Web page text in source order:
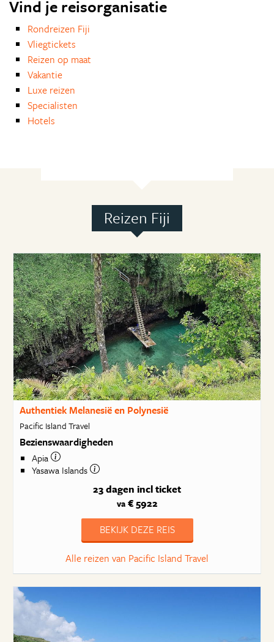
Vind je reisorganisatie
Rondreizen Fiji
Vliegtickets
Reizen op maat
Vakantie
Luxe reizen
Specialisten
Hotels
Reizen Fiji
Authentiek Melanesië en Polynesië
Pacific Island Travel
Bezienswaardigheden
Apia
Yasawa Islands
23 dagen incl ticket
va€ 5922
BEKIJK DEZE REIS
Alle reizen van Pacific Island Travel